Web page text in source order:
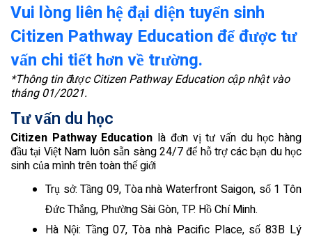
Vui lòng liên hệ đại diện tuyển sinh
Citizen Pathway Education để được tư
vấn chi tiết hơn về trường.
*Thông tin được Citizen Pathway Education cập nhật vào
tháng 01/2021.
Tư vấn du học
Citizen Pathway Education là đơn vị tư vấn du học hàng
đầu tại Việt Nam luôn sẵn sàng 24/7 để hỗ trợ các bạn du học
sinh của mình trên toàn thế giới
Trụ sở: Tầng 09, Tòa nhà Waterfront Saigon, số 1 Tôn
Đức Thắng, Phường Sài Gòn, TP. Hồ Chí Minh.
Hà Nội: Tầng 07, Tòa nhà Pacific Place, số 83B Lý